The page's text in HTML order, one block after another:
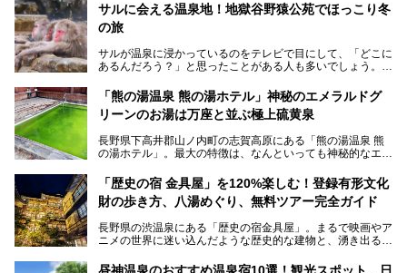
サルに会える温泉地！地獄谷野猿公苑でほっこり冬
の旅
サルが温泉に浸かっているのをテレビで目にして、「どこに
あるんだろう？」と思ったことがある人も多いでしょう。
この微笑ましい光景は、長野県にある「地獄谷野猿公苑」で
見られるもので、野生のサルが雪景色の中で温泉に浸かる姿
を間近で観察できます。
本記事では、地獄谷野猿公苑の魅力や見どころ、サルと温泉
との関係性、地獄谷周辺の観光スポットについて紹介しま
ので、野生のサルを観察する貴重な自然体験と温泉をあわせ
て楽しみたい人は、ぜひ参考にしてください。
「熊の湯温泉 熊の湯ホテル」神秘のエメラルドグ
リーンのお湯は万座と並ぶ極上硫黄泉
長野県下高井郡山ノ内町の志賀高原にある「熊の湯温泉 熊
の湯ホテル」。最大の特徴は、なんといっても神秘的なエメ
リピートするファンも多い温泉です。冬はスキーと一緒に楽
しみたい極上の温泉を紹介します。
「歴史の宿 金具屋」を120%楽しむ！登録有形文化
財の歩き方、八湯めぐり、無料ツアー完全ガイド
長野県の渋温泉にある「歴史の宿金具屋」。まるで映画やア
ニメの世界に迷い込んだような歴史的な建物と、湧き出る温
を隅々まで楽しみたいですよね。この記事では、金具屋での
昼神温泉のおすすめ温泉宿10選！観光スポット、日